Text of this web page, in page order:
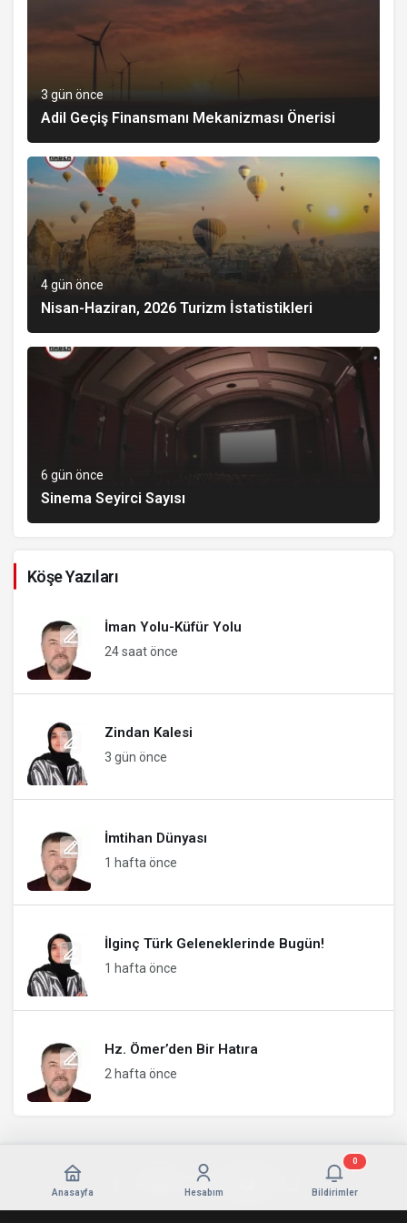
3 gün önce
Adil Geçiş Finansmanı Mekanizması Önerisi
4 gün önce
Nisan-Haziran, 2026 Turizm İstatistikleri
6 gün önce
Sinema Seyirci Sayısı
Köşe Yazıları
İman Yolu-Küfür Yolu
24 saat önce
Zindan Kalesi
3 gün önce
İmtihan Dünyası
1 hafta önce
İlginç Türk Geleneklerinde Bugün!
1 hafta önce
Hz. Ömer’den Bir Hatıra
2 hafta önce
Anasayfa Hesabım Bildirimler
0